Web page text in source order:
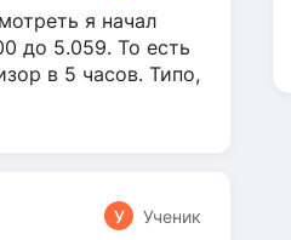
я начал
до 5.059. То есть
в 5 часов. Типо,
У Ученик